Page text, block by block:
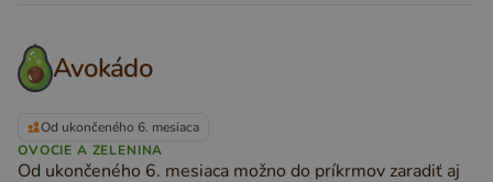
Avokádo
Od ukončeného 6. mesiaca
OVOCIE A ZELENINA
Od ukončeného 6. mesiaca možno do príkrmov zaradiť aj